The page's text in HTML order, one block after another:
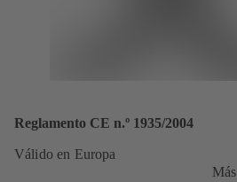
Reglamento CE n.º 1935/2004
Válido en Europa
Más